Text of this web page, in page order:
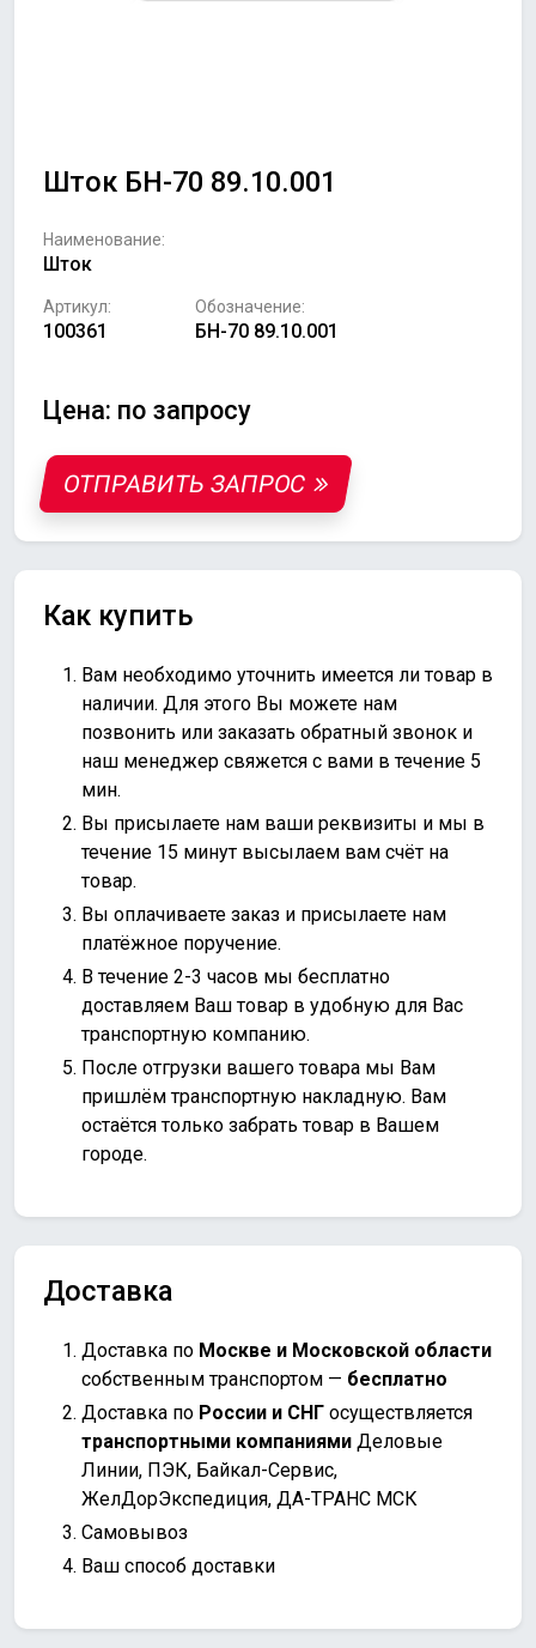
Шток БН-70 89.10.001
Наименование:
Шток
Артикул:
100361
Обозначение:
БН-70 89.10.001
Цена: по запросу
ОТПРАВИТЬ ЗАПРОС
Как купить
Вам необходимо уточнить имеется ли товар в
наличии. Для этого Вы можете нам
позвонить или заказать обратный звонок и
наш менеджер свяжется с вами в течение 5
мин.
Вы присылаете нам ваши реквизиты и мы в
течение 15 минут высылаем вам счёт на
товар.
Вы оплачиваете заказ и присылаете нам
платёжное поручение.
В течение 2-3 часов мы бесплатно
доставляем Ваш товар в удобную для Вас
транспортную компанию.
После отгрузки вашего товара мы Вам
пришлём транспортную накладную. Вам
остаётся только забрать товар в Вашем
городе.
Доставка
Доставка по Москве и Московской области
собственным транспортом — бесплатно
Доставка по России и СНГ осуществляется
транспортными компаниями Деловые
Линии, ПЭК, Байкал-Сервис,
ЖелДорЭкспедиция, ДА-ТРАНС МСК
Самовывоз
Ваш способ доставки